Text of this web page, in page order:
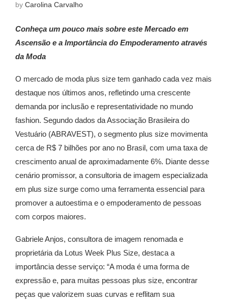
by Carolina Carvalho
Conheça um pouco mais sobre este Mercado em
Ascensão e a Importância do Empoderamento através
da Moda
O mercado de moda plus size tem ganhado cada vez mais
destaque nos últimos anos, refletindo uma crescente
demanda por inclusão e representatividade no mundo
fashion. Segundo dados da Associação Brasileira do
Vestuário (ABRAVEST), o segmento plus size movimenta
cerca de R$ 7 bilhões por ano no Brasil, com uma taxa de
crescimento anual de aproximadamente 6%. Diante desse
cenário promissor, a consultoria de imagem especializada
em plus size surge como uma ferramenta essencial para
promover a autoestima e o empoderamento de pessoas
com corpos maiores.
Gabriele Anjos, consultora de imagem renomada e
proprietária da Lotus Week Plus Size, destaca a
importância desse serviço: “A moda é uma forma de
expressão e, para muitas pessoas plus size, encontrar
peças que valorizem suas curvas e reflitam sua